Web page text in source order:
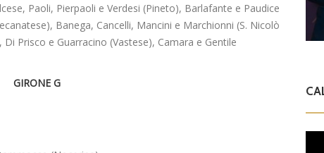
Paoli, Pierpaoli e Verdesi (Pineto), Barlafante e Paudice
Banega, Cancelli, Mancini e Marchionni (S. Nicolò
Prisco e Guarracino (Vastese), Camara e Gentile
GIRONE G